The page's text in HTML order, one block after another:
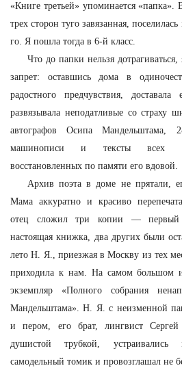
«Книге третьей» упоминается «папка».
трех сторон туго завязанная,
го. Я пошла тогда в 6-й класс.
Что до папки нельзя
запрет: оставшись дома в
радостного предчувствия,
развязывала неподатливые со
автографов Осипа Мандельштама,
машинописи и тексты всех
восстановленных по памяти его вдовой.
Архив поэта в доме не прятали,
Мама аккуратно и красиво
отец сложил три копии — первый
настоящая книжка, два других были
лето Н. Я., приезжая в Москву из тех
приходила к нам. На самом большом и
экземпляр «Полного собрания
Мандельштама». Н. Я. с неизменной
и пером, его брат, лингвист
душистой трубкой,
самодельный томик и провозглашал не